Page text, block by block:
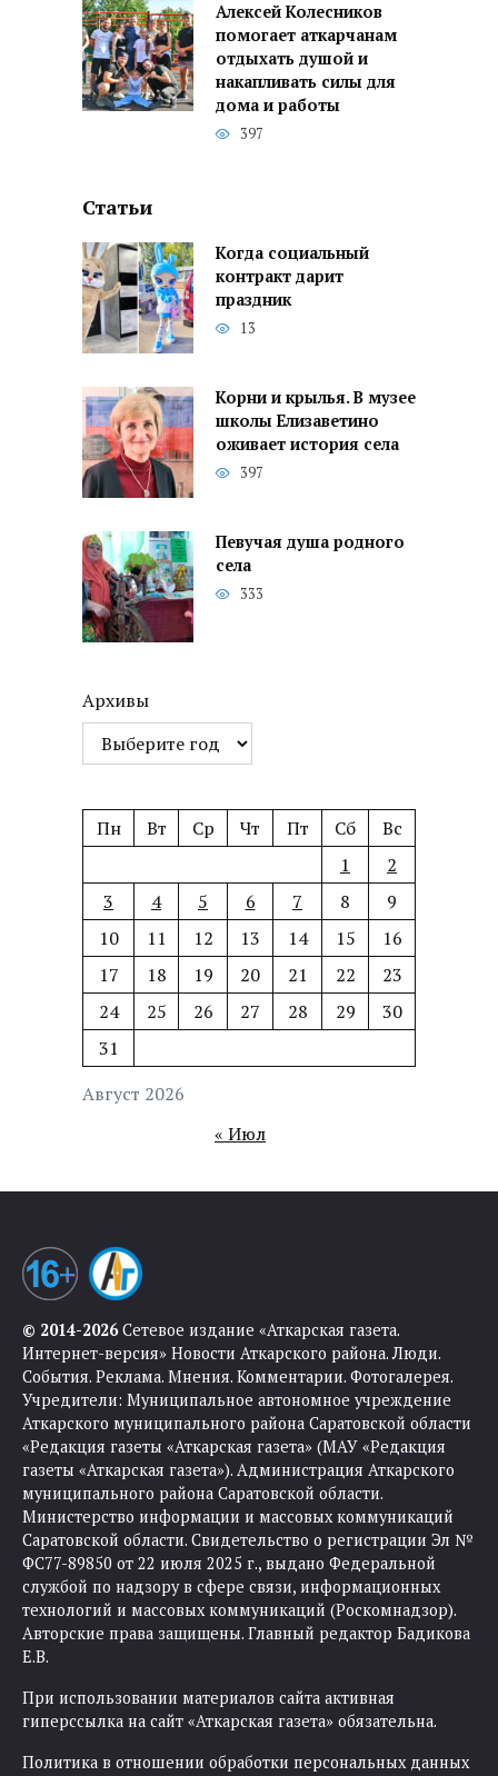
Алексей Колесников
помогает аткарчанам
отдыхать душой и
накапливать силы для
дома и работы
397
Статьи
Когда социальный
контракт дарит
праздник
13
Корни и крылья. В музее
школы Елизаветино
оживает история села
397
Певучая душа родного
села
333
Архивы
Август 2026
Пн Вт Ср Чт Пт Сб
Вс
1
2
3
4 5 6 7 8
9
10
11 12 13 14 15
16
17
18 19 20 21 22
23
24
25 26 27 28 29
30
31
« Июл
© 2014-2026Сетевое издание «Аткарская газета.
Интернет-версия» Новости Аткарского района. Люди.
События. Реклама. Мнения. Комментарии. Фотогалерея.
Учредители: Муниципальное автономное учреждение
Аткарского муниципального района Саратовской области
«Редакция газеты «Аткарская газета» (МАУ «Редакция
газеты «Аткарская газета»). Администрация Аткарского
муниципального района Саратовской области.
Министерство информации и массовых коммуникаций
Саратовской области. Свидетельство о регистрации Эл №
ФС77-89850 от 22 июля 2025 г., выдано Федеральной
службой по надзору в сфере связи, информационных
технологий и массовых коммуникаций (Роскомнадзор).
Авторские права защищены. Главный редактор Бадикова
Е.В.
При использовании материалов сайта активная
гиперссылка на сайт «Аткарская газета» обязательна.
Политика в отношении обработки персональных данных